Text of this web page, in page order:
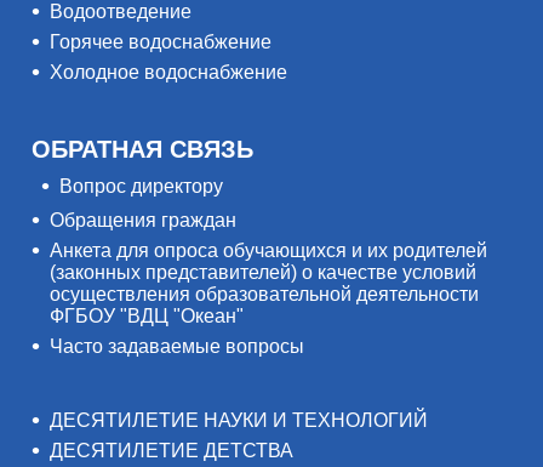
Водоотведение
Горячее водоснабжение
Холодное водоснабжение
ОБРАТНАЯ СВЯЗЬ
Вопрос директору
Обращения граждан
Анкета для опроса обучающихся и их родителей
(законных представителей) о качестве условий
осуществления образовательной деятельности
ФГБОУ "ВДЦ "Океан"
Часто задаваемые вопросы
ДЕСЯТИЛЕТИЕ НАУКИ И ТЕХНОЛОГИЙ
ДЕСЯТИЛЕТИЕ ДЕТСТВА